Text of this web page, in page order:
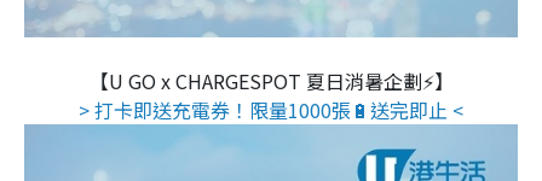
【U GO x CHARGESPOT 夏日消暑企劃⚡】
> 打卡即送充電券！限量1000張🔋送完即止 <